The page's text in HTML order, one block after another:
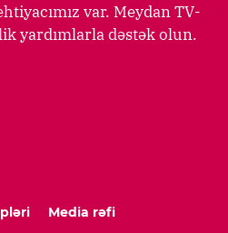
var. Meydan TV-
yardımlarla dəstək olun.
Media rəfi